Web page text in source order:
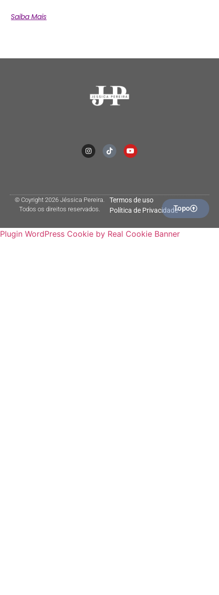
Saiba Mais
© Coyright 2026 Jéssica Pereira.
Todos os direitos reservados.
Termos de uso
Política de PrivacidadeTopo
Plugin WordPress Cookie by Real Cookie Banner